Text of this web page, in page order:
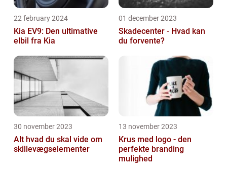
22 february 2024
Kia EV9: Den ultimative
elbil fra Kia
01 december 2023
Skadecenter - Hvad kan
du forvente?
30 november 2023
Alt hvad du skal vide om
skillevægselementer
13 november 2023
Krus med logo - den
perfekte branding
mulighed